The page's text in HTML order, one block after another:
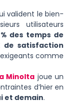
valident le bien-
utilisateurs
des temps de
de satisfaction
comme
Minolta joue un
d’hier en
et demain.